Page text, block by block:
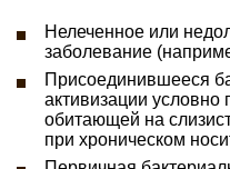
Нелеченное или
заболевание
Присоединившееся
активизации
обитающей на
при хроническом